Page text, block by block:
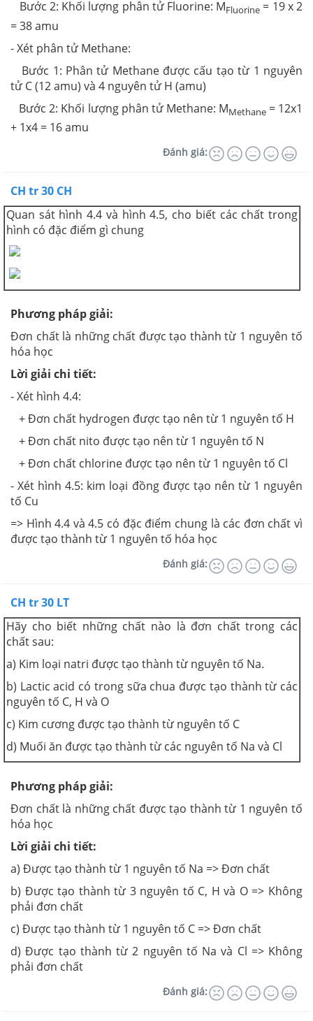
Bước 2: Khối lượng phân tử Fluorine: MFluorine = 19 x 2
= 38 amu
- Xét phân tử Methane:
Bước 1: Phân tử Methane được cấu tạo từ 1 nguyên
tử C (12 amu) và 4 nguyên tử H (amu)
Bước 2: Khối lượng phân tử Methane: MMethane= 12x1
+ 1x4 = 16 amu
Đánh giá:
CH tr 30 CH
Quan sát hình 4.4 và hình 4.5, cho biết các chất trong
hình có đặc điểm gì chung
Phương pháp giải:
Đơn chất là những chất được tạo thành từ 1 nguyên tố
hóa học
Lời giải chi tiết:
- Xét hình 4.4:
+ Đơn chất hydrogen được tạo nên từ 1 nguyên tố H
+ Đơn chất nito được tạo nên từ 1 nguyên tố N
+ Đơn chất chlorine được tạo nên từ 1 nguyên tố Cl
- Xét hình 4.5: kim loại đồng được tạo nên từ 1 nguyên
tố Cu
=> Hình 4.4 và 4.5 có đặc điểm chung là các đơn chất vì
được tạo thành từ 1 nguyên tố hóa học
Đánh giá:
CH tr 30 LT
Hãy cho biết những chất nào là đơn chất trong các
chất sau:
a) Kim loại natri được tạo thành từ nguyên tố Na.
b) Lactic acid có trong sữa chua được tạo thành từ các
nguyên tố C, H và O
c) Kim cương được tạo thành từ nguyên tố C
d) Muối ăn được tạo thành từ các nguyên tố Na và Cl
Phương pháp giải:
Đơn chất là những chất được tạo thành từ 1 nguyên tố
hóa học
Lời giải chi tiết:
a) Được tạo thành từ 1 nguyên tố Na => Đơn chất
b) Được tạo thành từ 3 nguyên tố C, H và O => Không
phải đơn chất
c) Được tạo thành từ 1 nguyên tố C => Đơn chất
d) Được tạo thành từ 2 nguyên tố Na và Cl => Không
phải đơn chất
Đánh giá: